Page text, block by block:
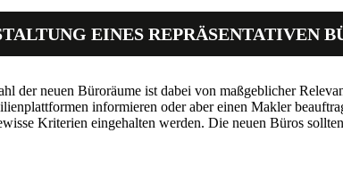
EINES REPRÄSENTATIVEN
der neuen Büroräume ist dabei von maßgeblicher
informieren oder aber einen Makler
Kriterien eingehalten werden. Die neuen Büros